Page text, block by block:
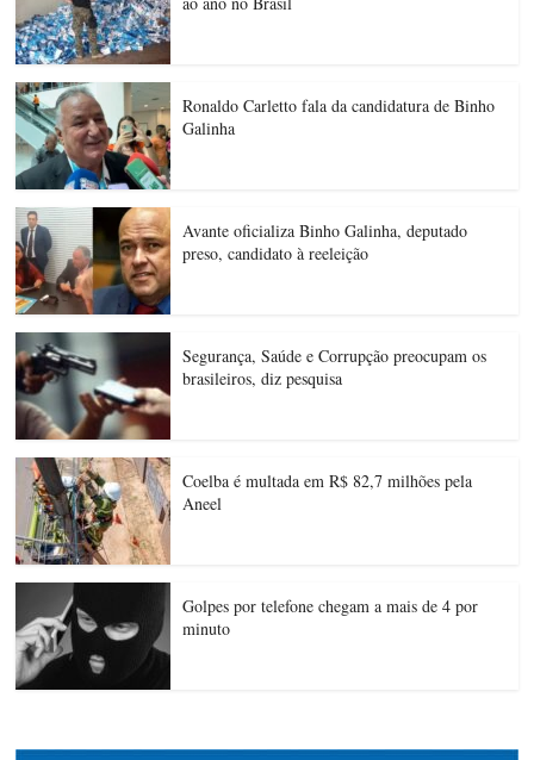
Ronaldo Carletto fala da candidatura de Binho
Galinha
Avante oficializa Binho Galinha, deputado
preso, candidato à reeleição
Segurança, Saúde e Corrupção preocupam os
brasileiros, diz pesquisa
Coelba é multada em R$ 82,7 milhões pela
Aneel
Golpes por telefone chegam a mais de 4 por
minuto